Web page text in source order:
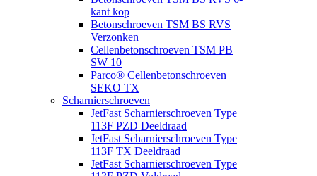
kant kop
Betonschroeven TSM BS RVS
Verzonken
Cellenbetonschroeven TSM PB
SW 10
Parco® Cellenbetonschroeven
SEKO TX
Scharnierschroeven
JetFast Scharnierschroeven Type
113F PZD Deeldraad
JetFast Scharnierschroeven Type
113F TX Deeldraad
JetFast Scharnierschroeven Type